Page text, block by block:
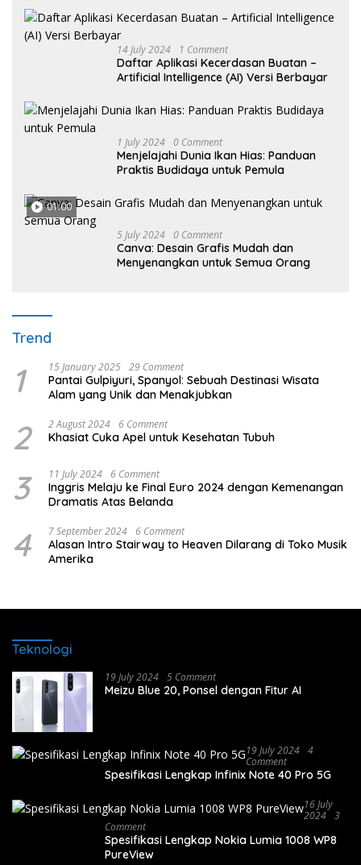
14 July 2024 1 Comment
Daftar Aplikasi Kecerdasan Buatan –
Artificial Intelligence (AI) Versi Berbayar
1 July 2024 0 Comment
Menjelajahi Dunia Ikan Hias: Panduan
Praktis Budidaya untuk Pemula
01:00
5 July 2024 0 Comment
Canva: Desain Grafis Mudah dan
Menyenangkan untuk Semua Orang
Trend
1 15 January 2025 29 Comment
Pantai Gulpiyuri, Spanyol: Sebuah Destinasi Wisata
Alam yang Unik dan Menakjubkan
2 2 August 2024 6 Comment
Khasiat Cuka Apel untuk Kesehatan Tubuh
3 11 July 2024 6 Comment
Inggris Melaju ke Final Euro 2024 dengan Kemenangan
Dramatis Atas Belanda
4 7 September 2024 6 Comment
Alasan Intro Stairway to Heaven Dilarang di Toko Musik
Amerika
Teknologi
19 July 2024 5 Comment
Meizu Blue 20, Ponsel dengan Fitur AI
19 July 2024 4
Comment
Spesifikasi Lengkap Infinix Note 40 Pro 5G
16 July
2024 3
Comment
Spesifikasi Lengkap Nokia Lumia 1008 WP8
PureView